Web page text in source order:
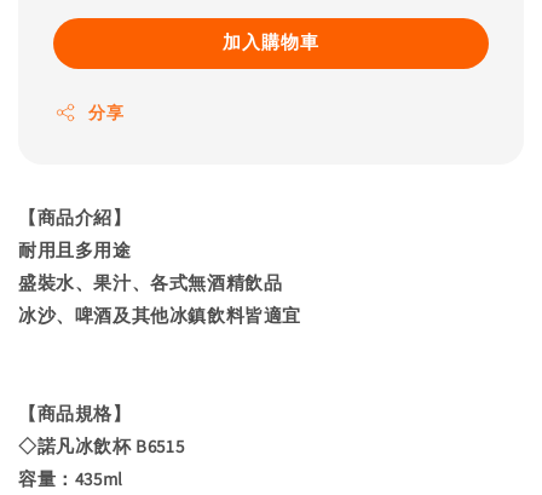
加入購物車
分享
【商品介紹】
耐用且多用途
盛裝水、果汁、各式無酒精飲品
冰沙、啤酒及其他冰鎮飲料皆適宜
【商品規格】
◇諾凡冰飲杯 B6515
容量：435ml